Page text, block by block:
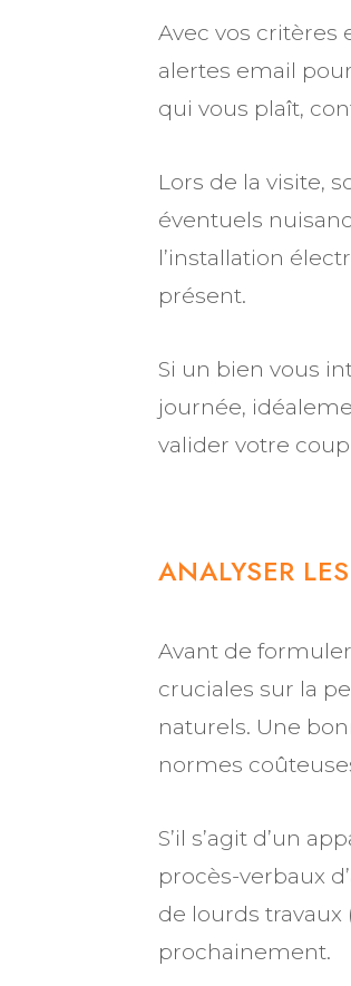
Avec vos critères
alertes email
qui vous plaît,
Lors de la visite,
éventuels
l’installation
présent.
Si un bien vous
journée,
valider votre
ANALYSER
Avant de
cruciales sur la
naturels. Une
normes
S’il s’agit d’un
procès-verbaux
de lourds
prochainement.